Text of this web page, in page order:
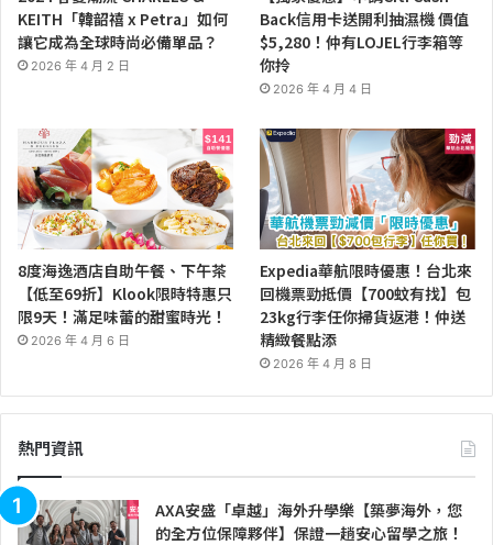
KEITH「韓韶禧 x Petra」如何
讓它成為全球時尚必備單品？
2026 年 4 月 2 日
Back信用卡送開利抽濕機 價值
$5,280！仲有LOJEL行李箱等
你拎
2026 年 4 月 4 日
8度海逸酒店自助午餐、下午茶
【低至69折】Klook限時特惠只
限9天！滿足味蕾的甜蜜時光！
2026 年 4 月 6 日
Expedia華航限時優惠！台北來
回機票勁抵價【700蚊有找】包
23kg行李任你掃貨返港！仲送
精緻餐點添
2026 年 4 月 8 日
熱門資訊
AXA安盛「卓越」海外升學樂【築夢海外，您
的全方位保障夥伴】保證一趟安心留學之旅！